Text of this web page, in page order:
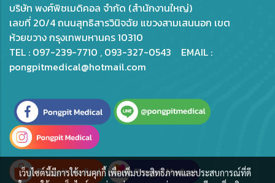
บริษัท พงศ์พิชเมดิคอล จำกัด (สำนักงานใหญ่)
เลขที่ 20/4 ถนนสุทธิสารวินิจฉัย แขวงสามเสนนอก เขต
ห้วยขวาง กรุงเทพมหานคร 10310
TEL : 097-239-7710 , 093-327-0543 EMAIL :
pongpitmedical@hotmail.com
เว็บไซต์นี้มีการใช้งานคุกกี้ เพื่อเพิ่มประสิทธิภาพและประสบการณ์ที่ดี